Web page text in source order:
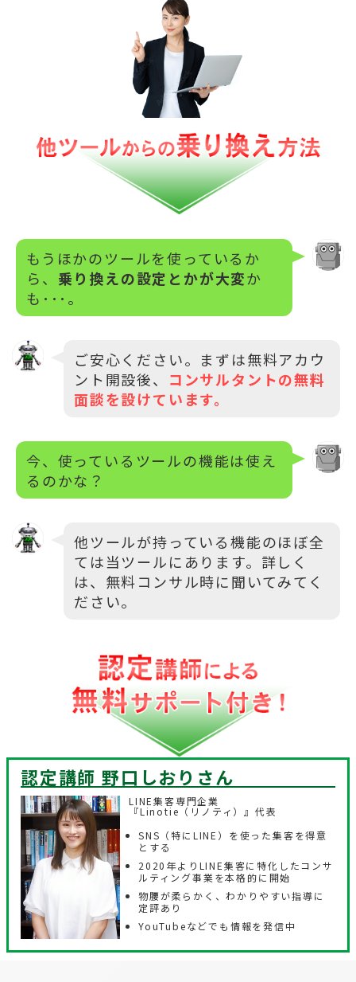
もうほかのツールを使っているか
ら、 乗り換えの設定とかが大変か
も･･･。
ご安心ください。まずは無料アカウ
ント開設後、 コンサルタントの無料
面談を設けています。
今、使っているツールの機能は使え
るのかな？
他ツールが持っている機能のほぼ全
ては当ツールにあります。詳しく
は、無料コンサル時に聞いてみてく
ださい。
認定講師 野口しおり さん
LINE集客専門企業
『Linotie（リノティ）』代表
SNS（特にLINE）を使った集客を得意
とする
2020年よりLINE集客に特化したコンサ
ルティング事業を本格的に開始
物腰が柔らかく、わかりやすい指導に
定評あり
YouTubeなどでも情報を発信中